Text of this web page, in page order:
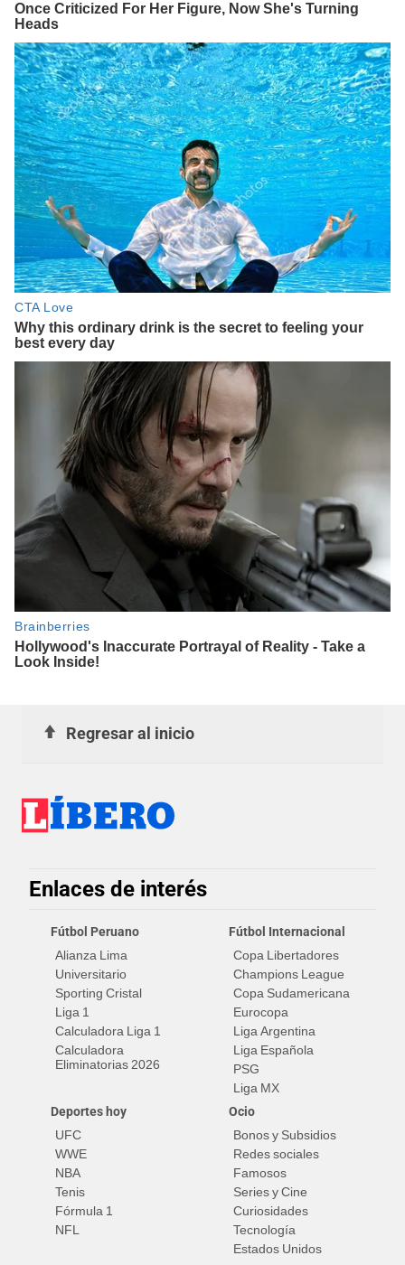
Regresar al inicio
Enlaces de interés
Fútbol Peruano
Alianza Lima
Universitario
Sporting Cristal
Liga 1
Calculadora Liga 1
Calculadora
Eliminatorias 2026
Fútbol Internacional
Copa Libertadores
Champions League
Copa Sudamericana
Eurocopa
Liga Argentina
Liga Española
PSG
Liga MX
Deportes hoy
UFC
WWE
NBA
Tenis
Fórmula 1
NFL
Ocio
Bonos y Subsidios
Redes sociales
Famosos
Series y Cine
Curiosidades
Tecnología
Estados Unidos